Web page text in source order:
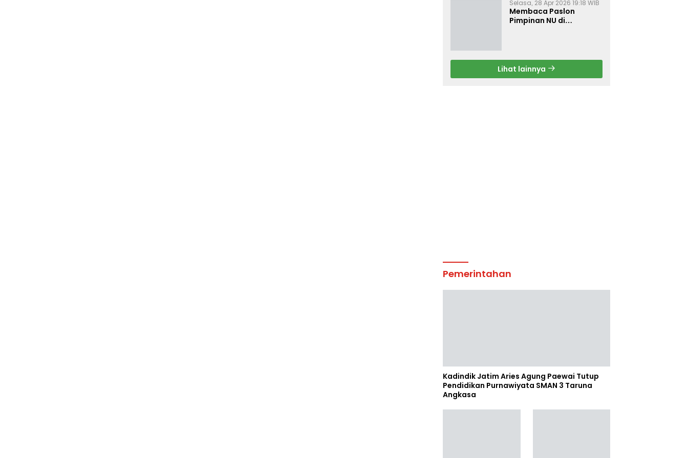
Selasa, 28 Apr 2026 19:18 WIB
Membaca Paslon
Pimpinan NU di
Lihat lainnya
Pemerintahan
Kadindik Jatim Aries Agung Paewai Tutup
Pendidikan Purnawiyata SMAN 3 Taruna
Angkasa